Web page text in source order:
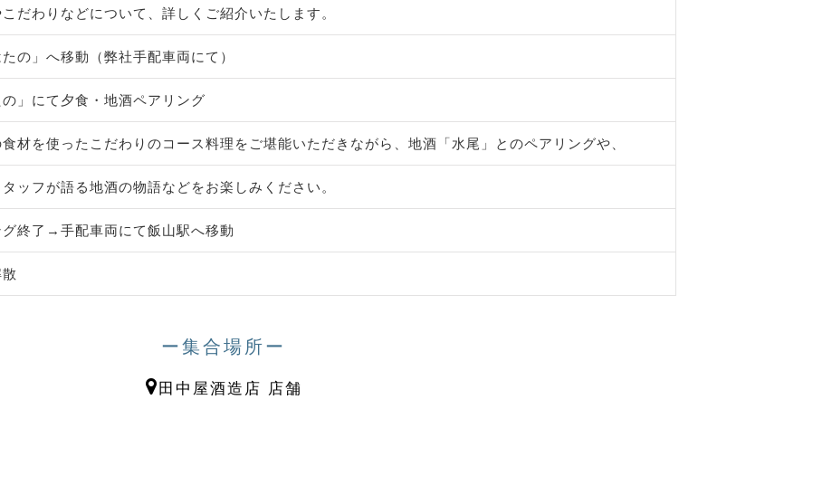
だわりなどについて、詳しくご紹介いたします。
の」へ移動（弊社手配車両にて）
」にて夕食・地酒ペアリング
材を使ったこだわりのコース料理をご堪能いただきながら、地酒「水尾」とのペアリングや、
ッフが語る地酒の物語などをお楽しみください。
グ終了→手配車両にて飯山駅へ移動
ー集合場所ー
田中屋酒造店 店舗